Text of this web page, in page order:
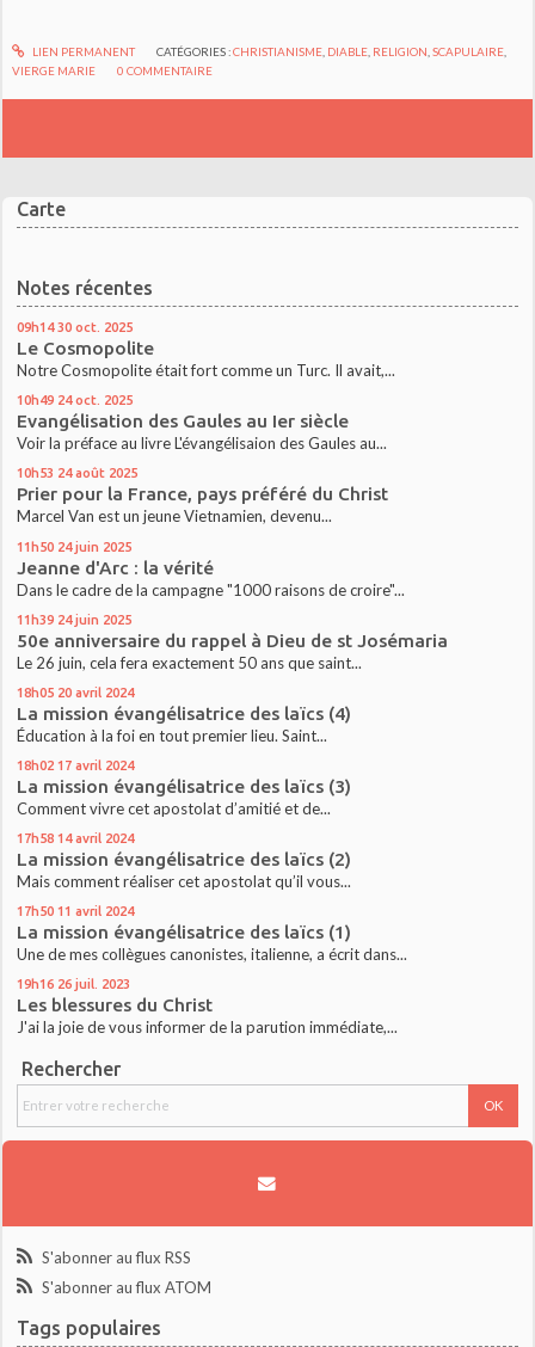
Carte
Notes récentes
09h14 30 oct. 2025
Le Cosmopolite
Notre Cosmopolite était fort comme un Turc. Il avait,...
10h49 24 oct. 2025
Evangélisation des Gaules au Ier siècle
Voir la préface au livre L'évangélisaion des Gaules au...
10h53 24 août 2025
Prier pour la France, pays préféré du Christ
Marcel Van est un jeune Vietnamien, devenu...
11h50 24 juin 2025
Jeanne d'Arc : la vérité
Dans le cadre de la campagne "1000 raisons de croire"...
11h39 24 juin 2025
50e anniversaire du rappel à Dieu de st Josémaria
Le 26 juin, cela fera exactement 50 ans que saint...
18h05 20 avril 2024
La mission évangélisatrice des laïcs (4)
Éducation à la foi en tout premier lieu. Saint...
18h02 17 avril 2024
La mission évangélisatrice des laïcs (3)
Comment vivre cet apostolat d’amitié et de...
17h58 14 avril 2024
La mission évangélisatrice des laïcs (2)
Mais comment réaliser cet apostolat qu’il vous...
17h50 11 avril 2024
La mission évangélisatrice des laïcs (1)
Une de mes collègues canonistes, italienne, a écrit dans...
19h16 26 juil. 2023
Les blessures du Christ
J'ai la joie de vous informer de la parution immédiate,...
Rechercher
S'abonner au flux RSS
S'abonner au flux ATOM
Tags populaires
LIEN PERMANENT CATÉGORIES :CHRISTIANISME, DIABLE, RELIGION SCAPULAIRE,
VIERGE MARIE
0 COMMENTAIRE